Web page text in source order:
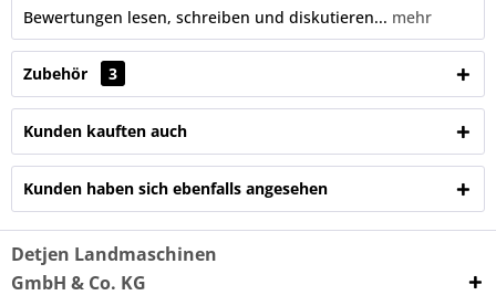
Bewertungen lesen, schreiben und diskutieren... mehr
Zubehör 3
Kunden kauften auch
Kunden haben sich ebenfalls angesehen
Detjen Landmaschinen
GmbH & Co. KG